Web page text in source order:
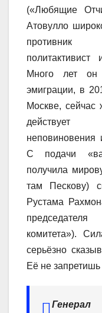
(«Любящие
Атовулло
противник
Много лет он
эмиграции, в
Москве, сейчас
действует
неповиновения
С подачи
получила
там Пескову)
Рустама
комитета»).
серьёзно
Её не